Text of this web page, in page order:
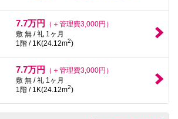
7.7万円
（＋管理費3,000円）
敷 無 / 礼 1ヶ月
1階 / 1K(24.12m2)
7.7万円
（＋管理費3,000円）
敷 無 / 礼 1ヶ月
1階 / 1K(24.12m2)